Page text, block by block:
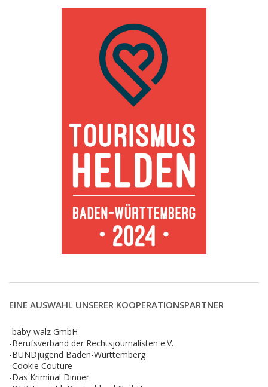
EINE AUSWAHL UNSERER KOOPERATIONSPARTNER
-baby-walz GmbH
-Berufsverband der Rechtsjournalisten e.V.
-BUNDjugend Baden-Württemberg
-Cookie Couture
-Das Kriminal Dinner